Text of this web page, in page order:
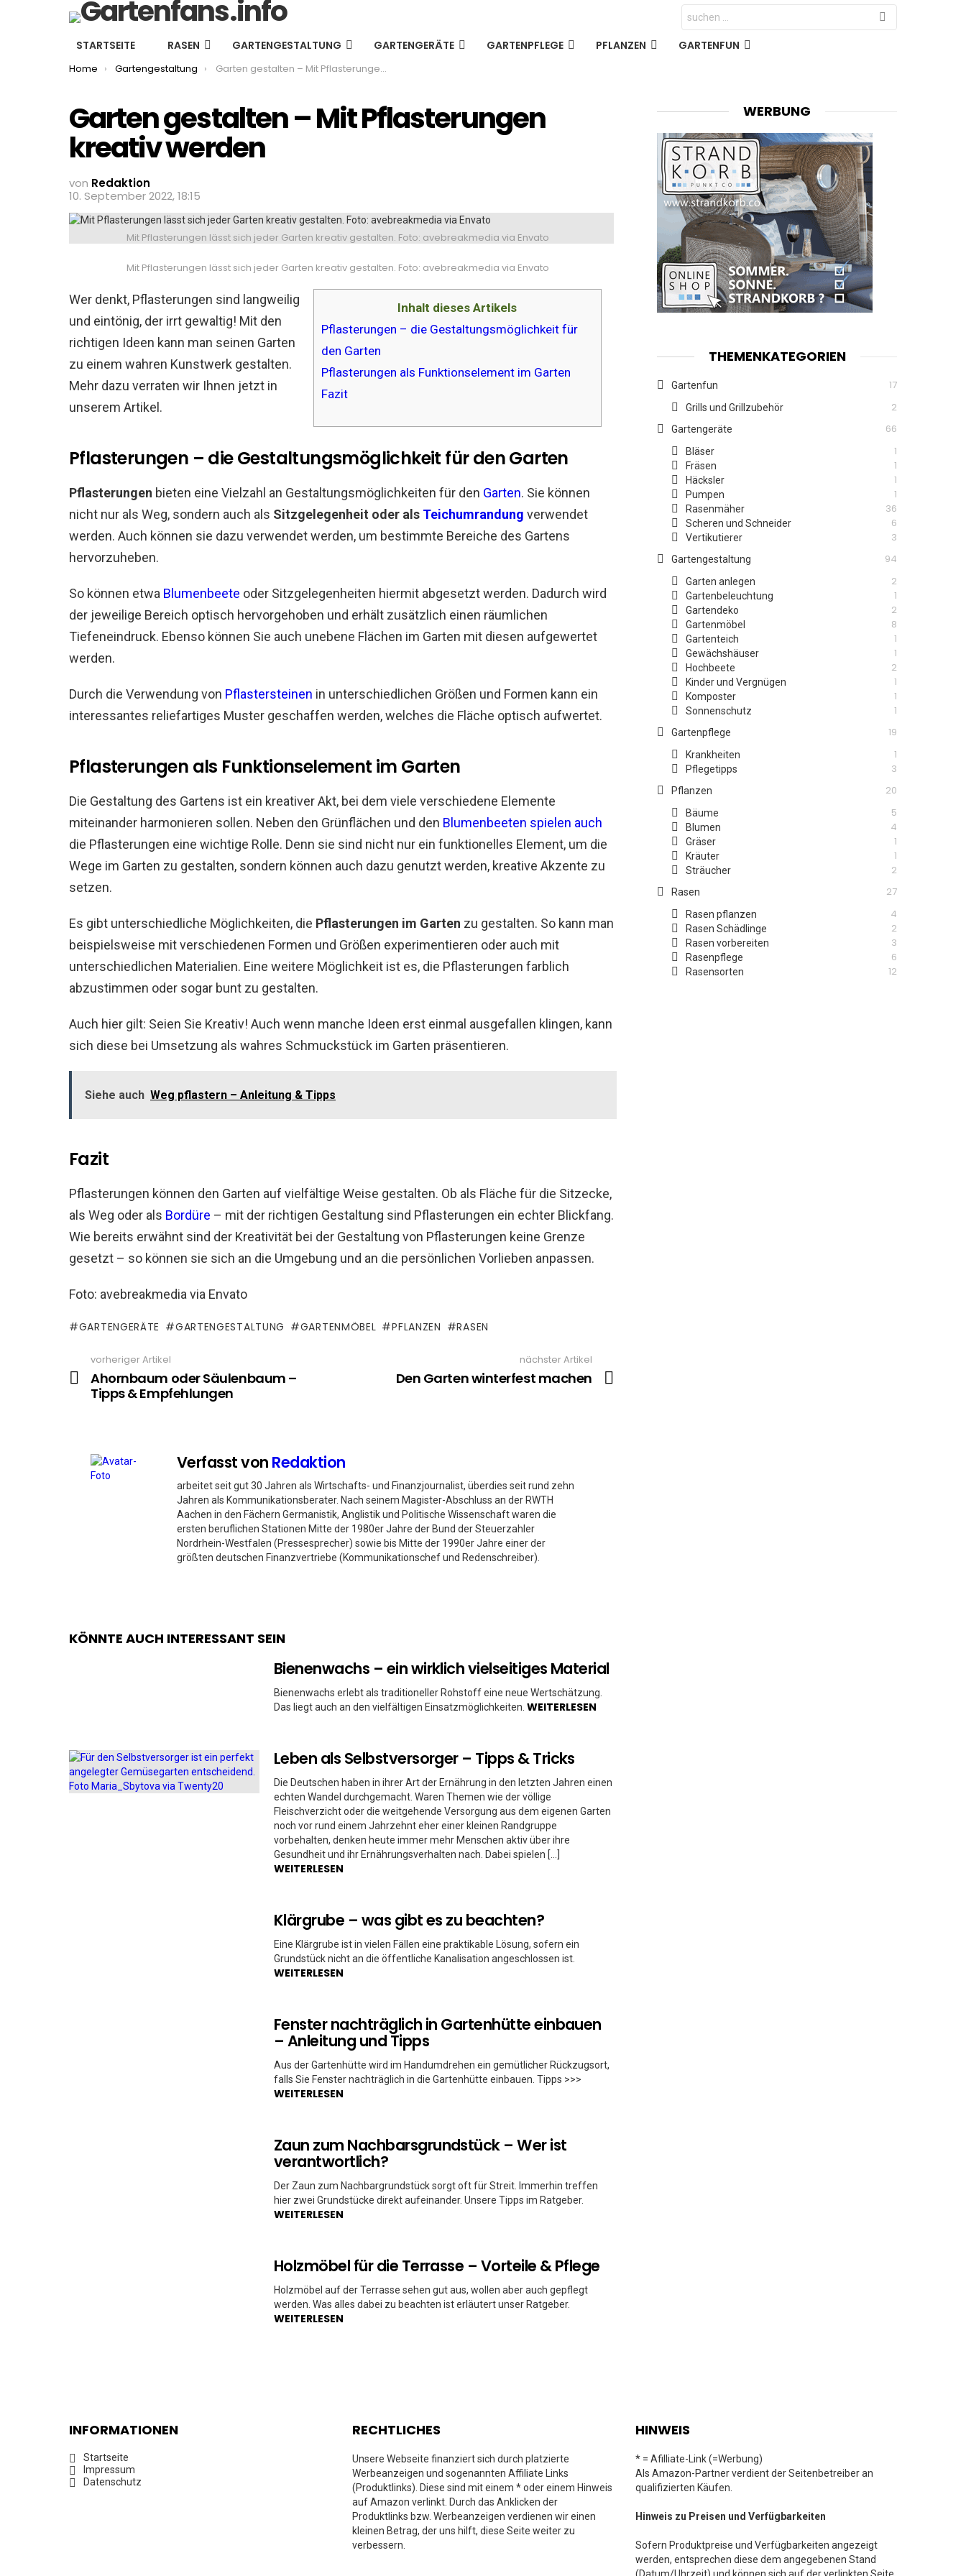
Search
for:
STARTSEITE RASEN GARTENGESTALTUNG GARTENGERÄTE GARTENPFLEGE PFLANZEN GARTENFUN
You are here:
Home Gartengestaltung Garten gestalten – Mit Pflasterungen kreativ werden
Garten gestalten – Mit Pflasterungen
kreativ werden
von Redaktion
10. September 2022, 18:15
Mit Pflasterungen lässt sich jeder Garten kreativ gestalten. Foto: avebreakmedia via Envato
Mit Pflasterungen lässt sich jeder Garten kreativ gestalten. Foto: avebreakmedia via Envato
Inhalt dieses Artikels
Pflasterungen – die Gestaltungsmöglichkeit für
den Garten
Pflasterungen als Funktionselement im Garten
Fazit
Wer denkt, Pflasterungen sind langweilig
und eintönig, der irrt gewaltig! Mit den
richtigen Ideen kann man seinen Garten
zu einem wahren Kunstwerk gestalten.
Mehr dazu verraten wir Ihnen jetzt in
unserem Artikel.
Pflasterungen – die Gestaltungsmöglichkeit für den Garten
Pflasterungen bieten eine Vielzahl an Gestaltungsmöglichkeiten für den Garten. Sie können
nicht nur als Weg, sondern auch als Sitzgelegenheit oder als Teichumrandung verwendet
werden. Auch können sie dazu verwendet werden, um bestimmte Bereiche des Gartens
hervorzuheben.
So können etwa Blumenbeete oder Sitzgelegenheiten hiermit abgesetzt werden. Dadurch wird
der jeweilige Bereich optisch hervorgehoben und erhält zusätzlich einen räumlichen
Tiefeneindruck. Ebenso können Sie auch unebene Flächen im Garten mit diesen aufgewertet
werden.
Durch die Verwendung von Pflastersteinen in unterschiedlichen Größen und Formen kann ein
interessantes reliefartiges Muster geschaffen werden, welches die Fläche optisch aufwertet.
Pflasterungen als Funktionselement im Garten
Die Gestaltung des Gartens ist ein kreativer Akt, bei dem viele verschiedene Elemente
miteinander harmonieren sollen. Neben den Grünflächen und den Blumenbeeten spielen auch
die Pflasterungen eine wichtige Rolle. Denn sie sind nicht nur ein funktionelles Element, um die
Wege im Garten zu gestalten, sondern können auch dazu genutzt werden, kreative Akzente zu
setzen.
Es gibt unterschiedliche Möglichkeiten, die Pflasterungen im Garten zu gestalten. So kann man
beispielsweise mit verschiedenen Formen und Größen experimentieren oder auch mit
unterschiedlichen Materialien. Eine weitere Möglichkeit ist es, die Pflasterungen farblich
abzustimmen oder sogar bunt zu gestalten.
Auch hier gilt: Seien Sie Kreativ! Auch wenn manche Ideen erst einmal ausgefallen klingen, kann
sich diese bei Umsetzung als wahres Schmuckstück im Garten präsentieren.
Siehe auch Weg pflastern – Anleitung & Tipps
Fazit
Pflasterungen können den Garten auf vielfältige Weise gestalten. Ob als Fläche für die Sitzecke,
als Weg oder als Bordüre – mit der richtigen Gestaltung sind Pflasterungen ein echter Blickfang.
Wie bereits erwähnt sind der Kreativität bei der Gestaltung von Pflasterungen keine Grenze
gesetzt – so können sie sich an die Umgebung und an die persönlichen Vorlieben anpassen.
Foto: avebreakmedia via Envato
GARTENGERÄTE GARTENGESTALTUNG GARTENMÖBEL PFLANZEN RASEN
more
vorheriger Artikel
Ahornbaum oder Säulenbaum –
Tipps & Empfehlungen
nächster Artikel
Den Garten winterfest machen
Verfasst von Redaktion
arbeitet seit gut 30 Jahren als Wirtschafts- und Finanzjournalist, überdies seit rund zehn
Jahren als Kommunikationsberater. Nach seinem Magister-Abschluss an der RWTH
Aachen in den Fächern Germanistik, Anglistik und Politische Wissenschaft waren die
ersten beruflichen Stationen Mitte der 1980er Jahre der Bund der Steuerzahler
Nordrhein-Westfalen (Pressesprecher) sowie bis Mitte der 1990er Jahre einer der
größten deutschen Finanzvertriebe (Kommunikationschef und Redenschreiber).
KÖNNTE AUCH INTERESSANT SEIN
Bienenwachs – ein wirklich vielseitiges Material
Bienenwachs erlebt als traditioneller Rohstoff eine neue Wertschätzung.
Das liegt auch an den vielfältigen Einsatzmöglichkeiten. WEITERLESEN
Leben als Selbstversorger – Tipps & Tricks
Die Deutschen haben in ihrer Art der Ernährung in den letzten Jahren einen
echten Wandel durchgemacht. Waren Themen wie der völlige
Fleischverzicht oder die weitgehende Versorgung aus dem eigenen Garten
noch vor rund einem Jahrzehnt eher einer kleinen Randgruppe
vorbehalten, denken heute immer mehr Menschen aktiv über ihre
Gesundheit und ihr Ernährungsverhalten nach. Dabei spielen […]
WEITERLESEN
Klärgrube – was gibt es zu beachten?
Eine Klärgrube ist in vielen Fällen eine praktikable Lösung, sofern ein
Grundstück nicht an die öffentliche Kanalisation angeschlossen ist.
WEITERLESEN
Fenster nachträglich in Gartenhütte einbauen
– Anleitung und Tipps
Aus der Gartenhütte wird im Handumdrehen ein gemütlicher Rückzugsort,
falls Sie Fenster nachträglich in die Gartenhütte einbauen. Tipps >>>
WEITERLESEN
Zaun zum Nachbarsgrundstück – Wer ist
verantwortlich?
Der Zaun zum Nachbargrundstück sorgt oft für Streit. Immerhin treffen
hier zwei Grundstücke direkt aufeinander. Unsere Tipps im Ratgeber.
WEITERLESEN
Holzmöbel für die Terrasse – Vorteile & Pflege
Holzmöbel auf der Terrasse sehen gut aus, wollen aber auch gepflegt
werden. Was alles dabei zu beachten ist erläutert unser Ratgeber.
WEITERLESEN
WERBUNG
THEMENKATEGORIEN
Gartenfun 17
Grills und Grillzubehör 2
Gartengeräte 66
Bläser 1
Fräsen 1
Häcksler 1
Pumpen 1
Rasenmäher 36
Scheren und Schneider 6
Vertikutierer 3
Gartengestaltung 94
Garten anlegen 2
Gartenbeleuchtung 1
Gartendeko 2
Gartenmöbel 8
Gartenteich 1
Gewächshäuser 1
Hochbeete 2
Kinder und Vergnügen 1
Komposter 1
Sonnenschutz 1
Gartenpflege 19
Krankheiten 1
Pflegetipps 3
Pflanzen 20
Bäume 5
Blumen 4
Gräser 1
Kräuter 1
Sträucher 2
Rasen 27
Rasen pflanzen 4
Rasen Schädlinge 2
Rasen vorbereiten 3
Rasenpflege 6
Rasensorten 12
INFORMATIONEN
Startseite
Impressum
Datenschutz
RECHTLICHES
Unsere Webseite finanziert sich durch platzierte
Werbeanzeigen und sogenannten Affiliate Links
(Produktlinks). Diese sind mit einem * oder einem Hinweis
auf Amazon verlinkt. Durch das Anklicken der
Produktlinks bzw. Werbeanzeigen verdienen wir einen
kleinen Betrag, der uns hilft, diese Seite weiter zu
verbessern.
HINWEIS
* = Afilliate-Link (=Werbung)
Als Amazon-Partner verdient der Seitenbetreiber an
qualifizierten Käufen.
Hinweis zu Preisen und Verfügbarkeiten
Sofern Produktpreise und Verfügbarkeiten angezeigt
werden, entsprechen diese dem angegebenen Stand